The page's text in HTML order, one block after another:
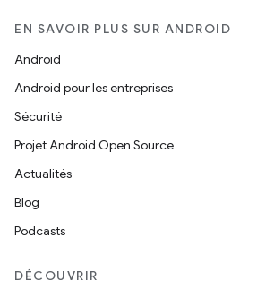
EN SAVOIR PLUS SUR ANDROID
Android
Android pour les entreprises
Sécurité
Projet Android Open Source
Actualités
Blog
Podcasts
DÉCOUVRIR